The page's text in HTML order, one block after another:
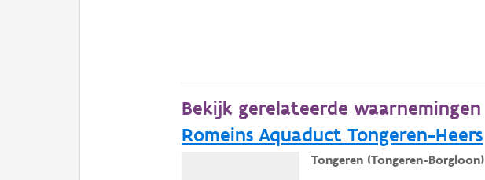
Bekijk gerelateerde waarnemingen
Romeins Aquaduct Tongeren-Heers
Tongeren (Tongeren-Borgloon)